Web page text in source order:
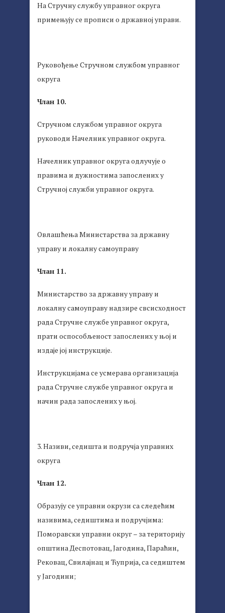
На Стручну службу управног округа
примењују се прописи о државној управи.
Руковођење Стручном службом управног
округа
Члан 10.
Стручном службом управног округа
руководи Начелник управног округа.
Начелник управног округа одлучује о
правима и дужностима запослених у
Стручној служби управног округа.
Овлашћења Министарства за државну
управу и локалну самоуправу
Члан 11.
Министарство за државну управу и
локалну самоуправу надзире свсисходност
рада Стручне службе управног округа,
прати оспособљеност запослених у њој и
издаје јој инструкције.
Инструкцијама се усмерава организација
рада Стручне службе управног округа и
начин рада запослених у њој.
3. Називи, седишта и подручја управних
округа
Члан 12.
Образују се управни окрузи са следећим
називима, седиштима и подручјима:
Поморавски управни округ – за територију
општина Деспотовац, Јагодина, Параћин,
Рековац, Свилајнац и Ћуприја, са седиштем
у Јагодини;